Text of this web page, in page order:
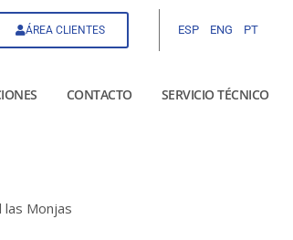
ÁREA CLIENTES ESP ENG PT
CONTACTO SERVICIO TÉCNICO
Monjas